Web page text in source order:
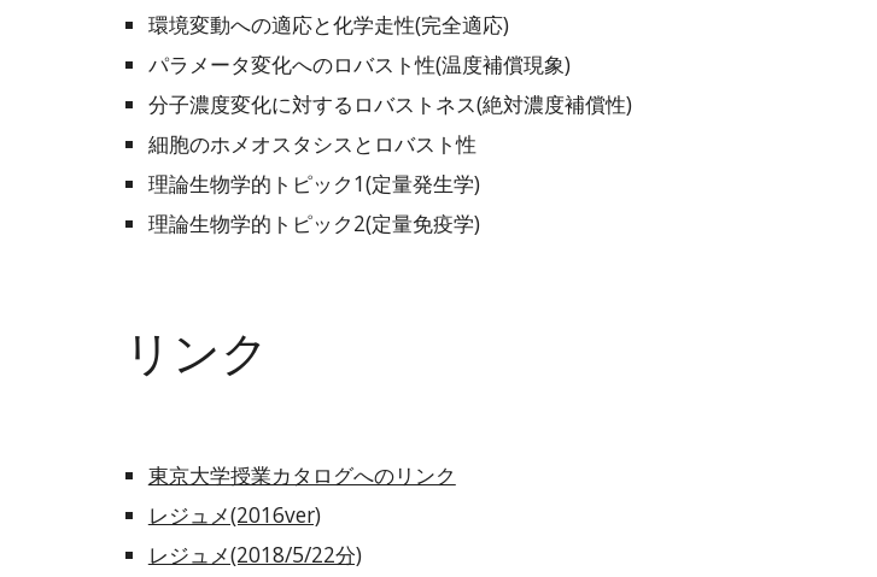
環境変動への適応と化学走性(完全適応)
パラメータ変化へのロバスト性(温度補償現象)
分子濃度変化に対するロバストネス(絶対濃度補償性)
細胞のホメオスタシスとロバスト性
理論生物学的トピック1(定量発生学)
理論生物学的トピック2(定量免疫学)
リンク
東京大学授業カタログへのリンク
レジュメ(2016ver)
レジュメ(2018/5/22分)